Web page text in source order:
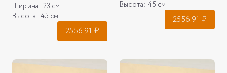
Ширина: 23 см
Высота: 45 см
2556.91 ₽
Высота: 45 см
2556.91 ₽